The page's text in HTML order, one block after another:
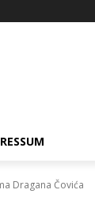
Dragana Čovića